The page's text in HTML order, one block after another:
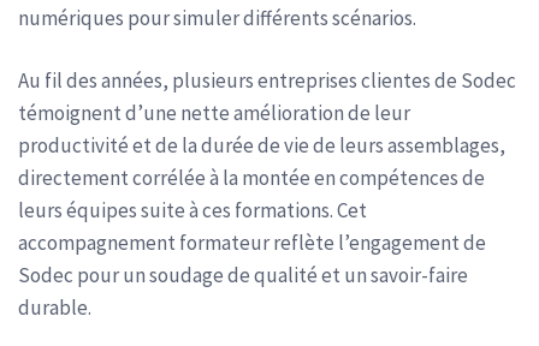
numériques pour simuler différents scénarios.
Au fil des années, plusieurs entreprises clientes de Sodec
témoignent d’une nette amélioration de leur
productivité et de la durée de vie de leurs assemblages,
directement corrélée à la montée en compétences de
leurs équipes suite à ces formations. Cet
accompagnement formateur reflète l’engagement de
Sodec pour un soudage de qualité et un savoir-faire
durable.